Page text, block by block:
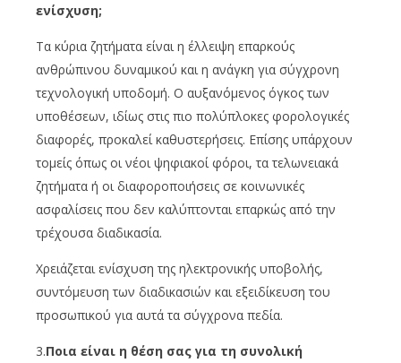
ενίσχυση;
Τα κύρια ζητήματα είναι η έλλειψη επαρκούς
ανθρώπινου δυναμικού και η ανάγκη για σύγχρονη
τεχνολογική υποδομή. Ο αυξανόμενος όγκος των
υποθέσεων, ιδίως στις πιο πολύπλοκες φορολογικές
διαφορές, προκαλεί καθυστερήσεις. Επίσης υπάρχουν
τομείς όπως οι νέοι ψηφιακοί φόροι, τα τελωνειακά
ζητήματα ή οι διαφοροποιήσεις σε κοινωνικές
ασφαλίσεις που δεν καλύπτονται επαρκώς από την
τρέχουσα διαδικασία.
Χρειάζεται ενίσχυση της ηλεκτρονικής υποβολής,
συντόμευση των διαδικασιών και εξειδίκευση του
προσωπικού για αυτά τα σύγχρονα πεδία.
3.Ποια είναι η θέση σας για τη συνολική